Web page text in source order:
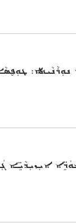
ܐܝܼܙܝܼܕܵܝܹ̈ܐ